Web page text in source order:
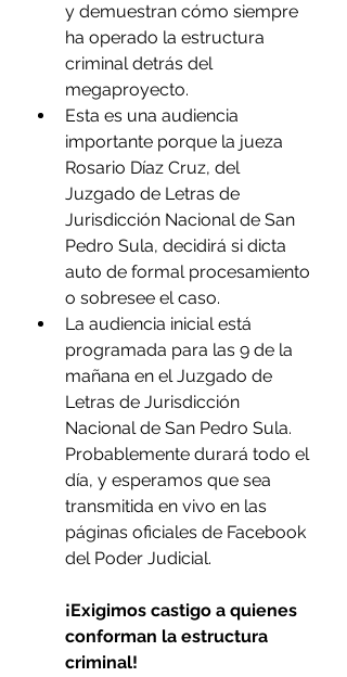
y demuestran cómo siempre
ha operado la estructura
criminal detrás del
megaproyecto.
Esta es una audiencia
importante porque la jueza
Rosario Díaz Cruz, del
Juzgado de Letras de
Jurisdicción Nacional de San
Pedro Sula, decidirá si dicta
auto de formal procesamiento
o sobresee el caso.
La audiencia inicial está
programada para las 9 de la
mañana en el Juzgado de
Letras de Jurisdicción
Nacional de San Pedro Sula.
Probablemente durará todo el
día, y esperamos que sea
transmitida en vivo en las
páginas oficiales de Facebook
del Poder Judicial.
¡Exigimos castigo a quienes
conforman la estructura
criminal!